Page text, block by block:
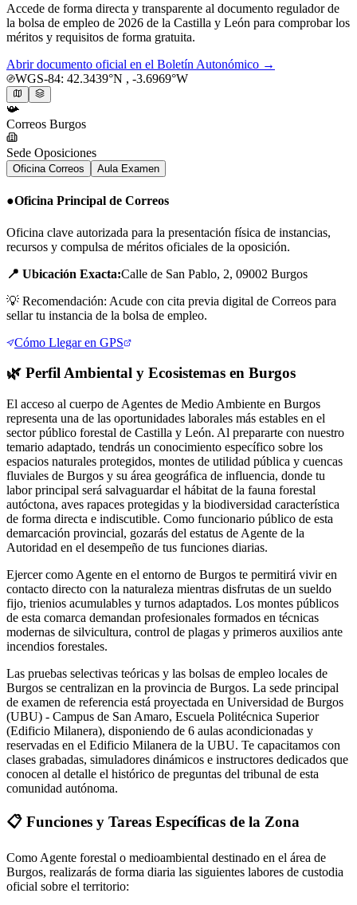
Accede de forma directa y transparente al documento regulador de
la bolsa de empleo de 2026 de la Castilla y León para comprobar los
méritos y requisitos de forma gratuita.
Abrir documento oficial en el Boletín Autonómico →
WGS-84: 42.3439°N , -3.6969°W
📯
Correos Burgos
Sede Oposiciones
Oficina Correos Aula Examen
●Oficina Principal de Correos
Oficina clave autorizada para la presentación física de instancias,
recursos y compulsa de méritos oficiales de la oposición.
📍 Ubicación Exacta:Calle de San Pablo, 2, 09002 Burgos
💡 Recomendación: Acude con cita previa digital de Correos para
sellar tu instancia de la bolsa de empleo.
Cómo Llegar en GPS
🌿 Perfil Ambiental y Ecosistemas en Burgos
El acceso al cuerpo de Agentes de Medio Ambiente en Burgos
representa una de las oportunidades laborales más estables en el
sector público forestal de Castilla y León. Al prepararte con nuestro
temario adaptado, tendrás un conocimiento específico sobre los
espacios naturales protegidos, montes de utilidad pública y cuencas
fluviales de Burgos y su área geográfica de influencia, donde tu
labor principal será salvaguardar el hábitat de la fauna forestal
autóctona, aves rapaces protegidas y la biodiversidad característica
de forma directa e indiscutible. Como funcionario público de esta
demarcación provincial, gozarás del estatus de Agente de la
Autoridad en el desempeño de tus funciones diarias.
Ejercer como Agente en el entorno de Burgos te permitirá vivir en
contacto directo con la naturaleza mientras disfrutas de un sueldo
fijo, trienios acumulables y turnos adaptados. Los montes públicos
de esta comarca demandan profesionales formados en técnicas
modernas de silvicultura, control de plagas y primeros auxilios ante
incendios forestales.
Las pruebas selectivas teóricas y las bolsas de empleo locales de
Burgos se centralizan en la provincia de Burgos. La sede principal
de examen de referencia está proyectada en Universidad de Burgos
(UBU) - Campus de San Amaro, Escuela Politécnica Superior
(Edificio Milanera), disponiendo de 6 aulas acondicionadas y
reservadas en el Edificio Milanera de la UBU. Te capacitamos con
clases grabadas, simuladores dinámicos e instructores dedicados que
conocen al detalle el histórico de preguntas del tribunal de esta
comunidad autónoma.
📋 Funciones y Tareas Específicas de la Zona
Como Agente forestal o medioambiental destinado en el área de
Burgos, realizarás de forma diaria las siguientes labores de custodia
oficial sobre el territorio: